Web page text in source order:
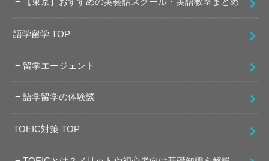
【東京】おすすめの英会話スクール・英語教室まとめ
語学留学 TOP
留学エージェント
語学留学の体験談
TOEIC対策 TOP